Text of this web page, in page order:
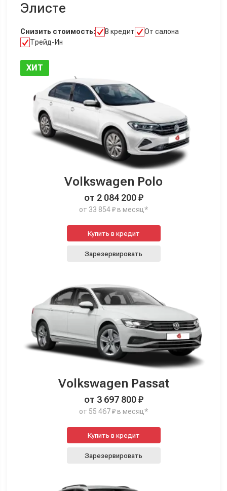
Элисте
Снизить стоимость: В кредит
От салона
Трейд-Ин
ХИТ
Volkswagen Polo
от 2 084 200 ₽
от 33 854 ₽ в месяц*
Купить в кредит
Зарезервировать
Volkswagen Passat
от 3 697 800 ₽
от 55 467 ₽ в месяц*
Купить в кредит
Зарезервировать